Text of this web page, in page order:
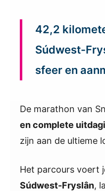
42,2
Súdwest-
sfeer en
De marathon van
en complete
zijn aan de ultieme
Het parcours voert
Súdwest-Fryslân,